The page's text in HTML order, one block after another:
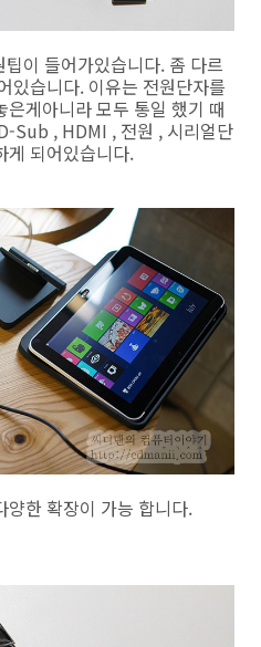
이 들어가있습니다. 좀 다르
있습니다. 이유는 전원단자를
게아니라 모두 통일 했기 때
Sub , HDMI , 전원 , 시리얼단
게 되어있습니다.
양한 확장이 가능 합니다.